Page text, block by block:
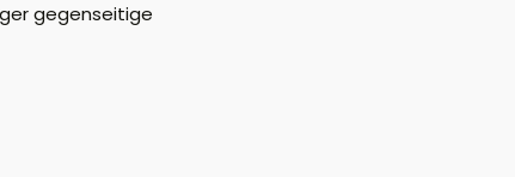
gegenseitige